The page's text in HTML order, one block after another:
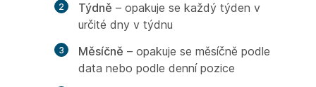
Týdně – opakuje se každý týden v
určité dny v týdnu
Měsíčně – opakuje se měsíčně podle
data nebo podle denní pozice